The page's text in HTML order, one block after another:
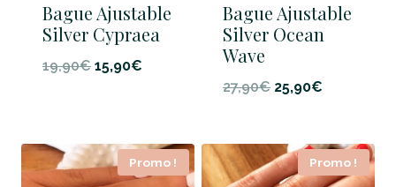
Bague Ajustable
Silver Cypraea
19,90€ Le
était :
19,90€.
15,90€
est :
15,90€.
Bague Ajustable
Silver Ocean
Wave
27,90€ Le
initial
était :
25,90€
actuel
est :
Promo ! Promo !